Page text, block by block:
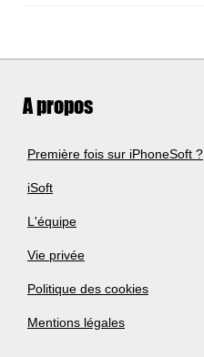
A propos
Première fois sur iPhoneSoft ?
iSoft
L'équipe
Vie privée
Politique des cookies
Mentions légales